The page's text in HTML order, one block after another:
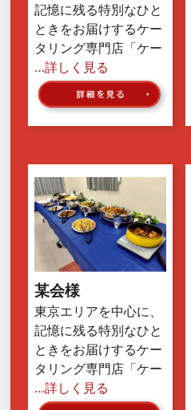
記憶に残る特別なひと
ときをお届けするケー
タリング専門店「ケー
…詳しく見る
某会様
東京エリアを中心に、
記憶に残る特別なひと
ときをお届けするケー
タリング専門店「ケー
…詳しく見る